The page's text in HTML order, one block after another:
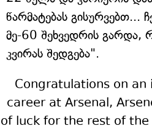
წარმატებას გისურვებთ...
მე-60 შეხვედრის გარდა,
კვირას შედგება".
Congratulations on
career at Arsenal,
of luck for the rest of